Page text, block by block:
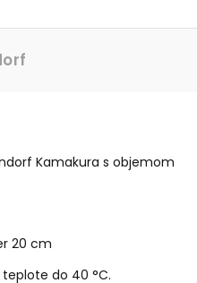
Kamakura s objemom
20 cm
do 40 °C.